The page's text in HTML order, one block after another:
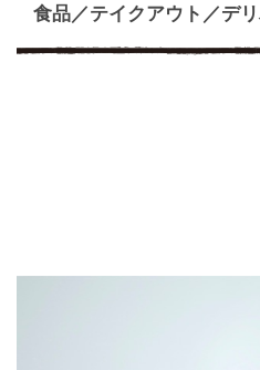
食品／テイクアウト／デ